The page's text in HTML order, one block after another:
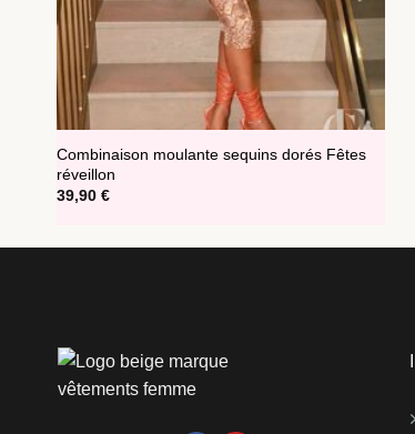
Combinaison moulante sequins dorés Fêtes
réveillon
39,90 €